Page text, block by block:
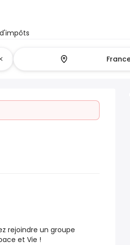
rejoindre un groupe
et Vie !